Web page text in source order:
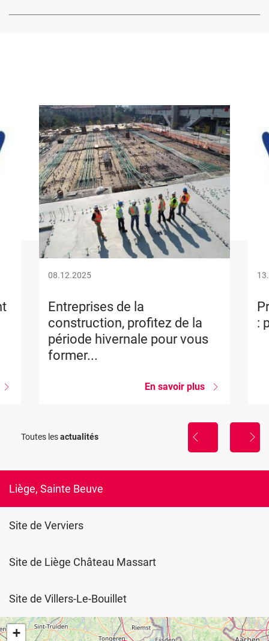
Image
08.12.2025
Entreprises de la
construction, profitez de la
période hivernale pour vous
former...
En savoir plus sur
de
période
vous
:
Toutes lesactualités
+
Liège, Sainte Beuve
Site de Verviers
Site de Liège Château Massart
Site de Villers-Le-Bouillet